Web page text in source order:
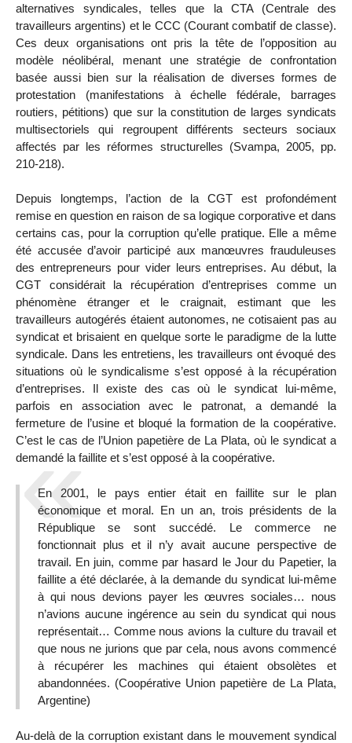
alternatives syndicales, telles que la CTA (Centrale des
travailleurs argentins) et le CCC (Courant combatif de classe).
Ces deux organisations ont pris la tête de l’opposition au
modèle néolibéral, menant une stratégie de confrontation
basée aussi bien sur la réalisation de diverses formes de
protestation (manifestations à échelle fédérale, barrages
routiers, pétitions) que sur la constitution de larges syndicats
multisectoriels qui regroupent différents secteurs sociaux
affectés par les réformes structurelles (Svampa, 2005, pp.
210-218).
Depuis longtemps, l’action de la CGT est profondément
remise en question en raison de sa logique corporative et dans
certains cas, pour la corruption qu’elle pratique. Elle a même
été accusée d’avoir participé aux manœuvres frauduleuses
des entrepreneurs pour vider leurs entreprises. Au début, la
CGT considérait la récupération d’entreprises comme un
phénomène étranger et le craignait, estimant que les
travailleurs autogérés étaient autonomes, ne cotisaient pas au
syndicat et brisaient en quelque sorte le paradigme de la lutte
syndicale. Dans les entretiens, les travailleurs ont évoqué des
situations où le syndicalisme s’est opposé à la récupération
d’entreprises. Il existe des cas où le syndicat lui-même,
parfois en association avec le patronat, a demandé la
fermeture de l’usine et bloqué la formation de la coopérative.
C’est le cas de l’Union papetière de La Plata, où le syndicat a
demandé la faillite et s’est opposé à la coopérative.
En 2001, le pays entier était en faillite sur le plan
économique et moral. En un an, trois présidents de la
République se sont succédé. Le commerce ne
fonctionnait plus et il n’y avait aucune perspective de
travail. En juin, comme par hasard le Jour du Papetier, la
faillite a été déclarée, à la demande du syndicat lui-même
à qui nous devions payer les œuvres sociales… nous
n’avions aucune ingérence au sein du syndicat qui nous
représentait… Comme nous avions la culture du travail et
que nous ne jurions que par cela, nous avons commencé
à récupérer les machines qui étaient obsolètes et
abandonnées. (Coopérative Union papetière de La Plata,
Argentine)
Au-delà de la corruption existant dans le mouvement syndical